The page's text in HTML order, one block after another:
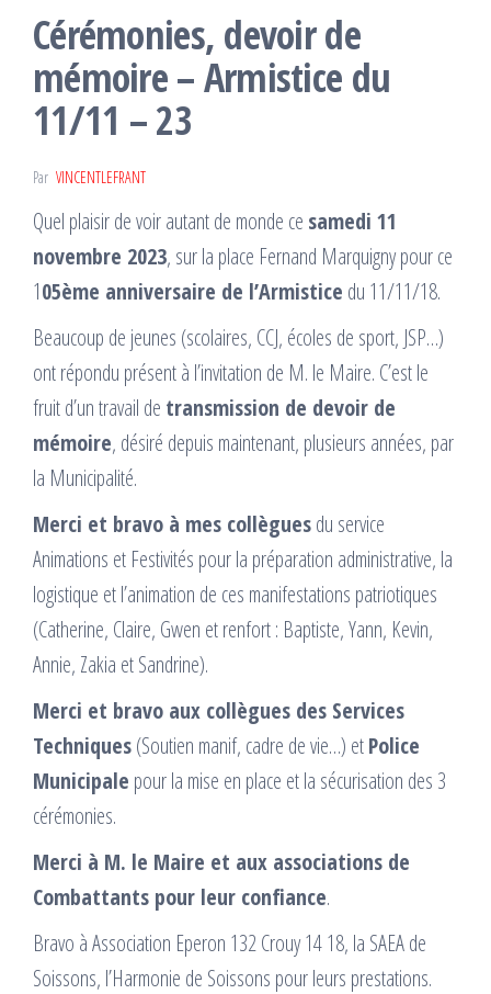
Cérémonies, devoir de
mémoire – Armistice du
11/11 – 23
Par VINCENTLEFRANT
Quel plaisir de voir autant de monde ce samedi 11
novembre 2023, sur la place Fernand Marquigny pour ce
105ème anniversaire de l’Armistice du 11/11/18.
Beaucoup de jeunes (scolaires, CCJ, écoles de sport, JSP…)
ont répondu présent à l’invitation de M. le Maire. C’est le
fruit d’un travail de transmission de devoir de
mémoire, désiré depuis maintenant, plusieurs années, par
la Municipalité.
Merci et bravo à mes collèguesdu service
Animations et Festivités pour la préparation administrative, la
logistique et l’animation de ces manifestations patriotiques
(Catherine, Claire, Gwen et renfort : Baptiste, Yann, Kevin,
Annie, Zakia et Sandrine).
Merci et bravo aux collègues des Services
Techniques(Soutien manif, cadre de vie…) etPolice
Municipale pour la mise en place et la sécurisation des 3
cérémonies.
Merci à M. le Maire et aux associations de
Combattants pour leur confiance.
Bravo à Association Eperon 132 Crouy 14 18, la SAEA de
Soissons, l’Harmonie de Soissons pour leurs prestations.